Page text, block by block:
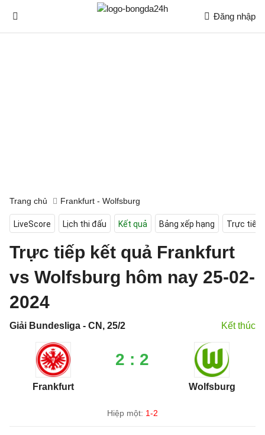
Đăng nhập
Trang chủ Frankfurt - Wolfsburg
LiveScore Lịch thi đấu Kết quả Bảng xếp hạng Trực tiếp
Trực tiếp kết quả Frankfurt
vs Wolfsburg hôm nay 25-02-
2024
Giải Bundesliga - CN, 25/2 Kết thúc
Frankfurt
2 : 2
Wolfsburg
Hiệp một: 1-2